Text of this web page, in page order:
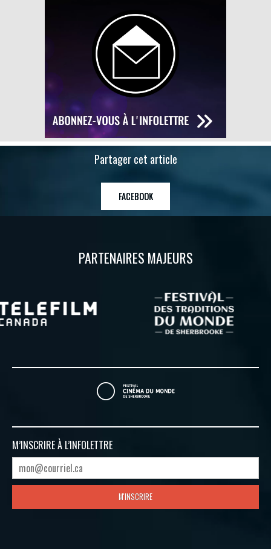
Partager cet article
FACEBOOK
PARTENAIRES MAJEURS
M’INSCRIRE À L’INFOLETTRE
M'INSCRIRE